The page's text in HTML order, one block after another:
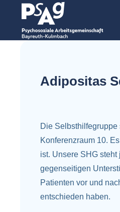
Adipositas
Die
Konferenzraum 10.
ist. Unsere SHG
gegenseitigen
Patienten vor und
entschieden haben.